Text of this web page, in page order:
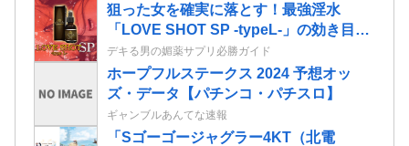
狙った女を確実に落とす！最強淫水
「LOVE SHOT SP -typeL-」の効き目が
マジでヤバい！
デキる男の媚薬サプリ必勝ガイド
ホープフルステークス 2024 予想オッ
ズ・データ【パチンコ・パチスロ】
ギャンブルあんてな速報
「Sゴーゴージャグラー4KT（北電